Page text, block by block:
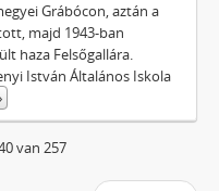
Grábócon, aztán a
majd 1943-ban
haza Felsőgallára.
István Általános Iskola
van 257